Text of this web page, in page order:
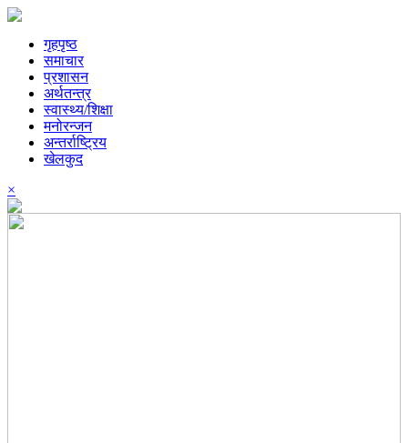
गृहपृष्ठ
समाचार
प्रशासन
अर्थतन्त्र
स्वास्थ्य/शिक्षा
मनोरन्जन
अन्तर्राष्ट्रिय
खेलकुद
×